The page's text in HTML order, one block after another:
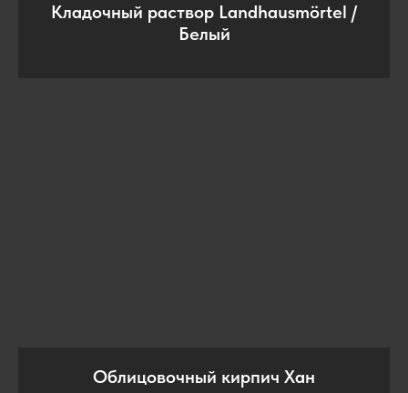
Кладочный раствор Landhausmörtel /
Белый
Облицовочный кирпич Хан